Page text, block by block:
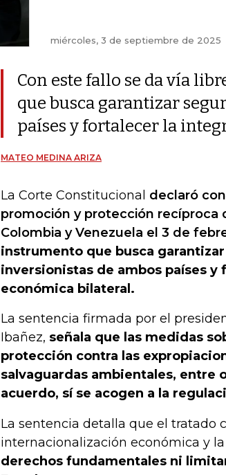
miércoles, 3 de septiembre de 2025
Con este fallo se da vía
que busca garantizar
países y fortalecer la
MATEO MEDINA ARIZA
La Corte Constitucional declaró
promoción y protección recíproca
Colombia y Venezuela el 3 de
instrumento que busca
inversionistas de ambos países
económica bilateral.
La sentencia firmada por el
Ibañez, señala que las medidas
protección contra las
salvaguardas ambientales, entre
acuerdo, sí se acogen a la
La sentencia detalla que el tratado
internacionalización económica y
derechos fundamentales ni